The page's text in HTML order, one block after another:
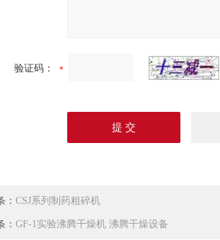
验证码：
：CSJ系列制药粗碎机
：GF-1实验沸腾干燥机 沸腾干燥设备